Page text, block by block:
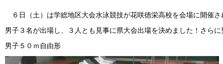
６日（土）は学総地区大会水泳競技が花咲徳栄高校を会場に開催さ
男子３名が出場し、３人とも見事に県大会出場を決めました！さら
男子５０ｍ自由形